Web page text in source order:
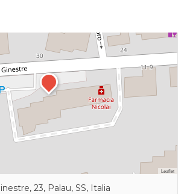
Leaflet
23, Palau, SS, Italia